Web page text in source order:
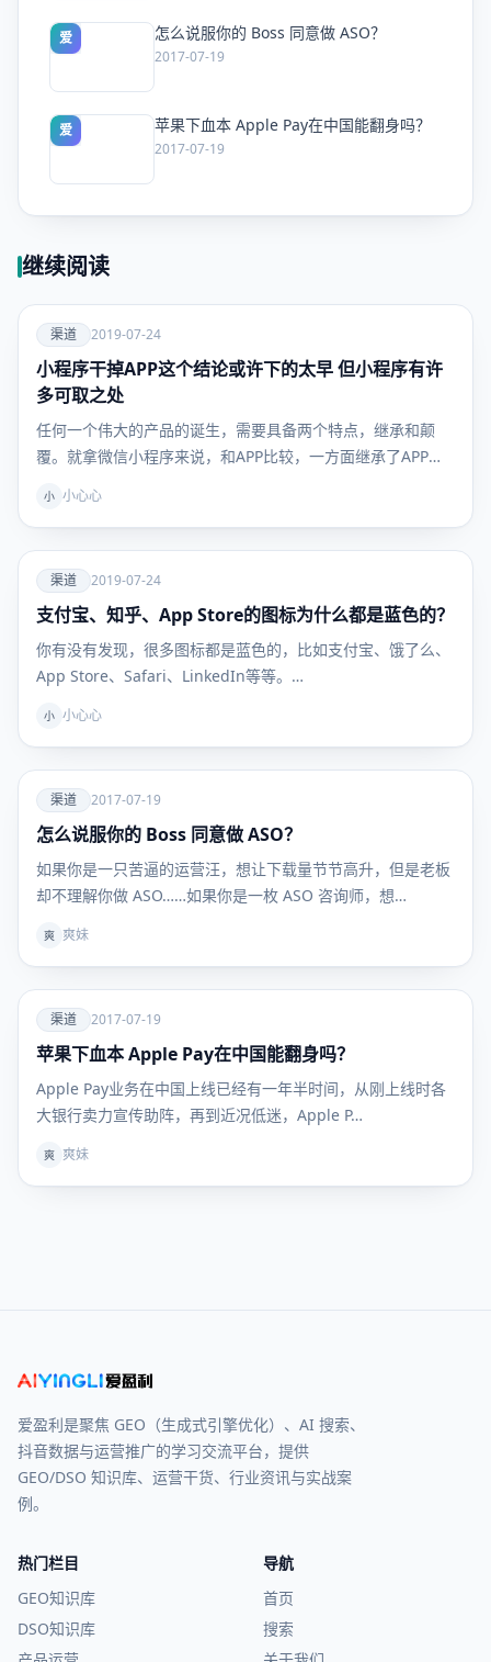
爱 怎么说服你的 Boss 同意做 ASO？
2017-07-19
爱 苹果下血本 Apple Pay在中国能翻身吗？
2017-07-19
继续阅读
爱
渠道
渠道 2019-07-24
小程序干掉APP这个结论或许下的太早 但小程序有许
多可取之处
任何一个伟大的产品的诞生，需要具备两个特点，继承和颠
覆。就拿微信小程序来说，和APP比较，一方面继承了APP
小 小心心
爱
渠道
渠道 2019-07-24
支付宝、知乎、App Store的图标为什么都是蓝色的？
你有没有发现，很多图标都是蓝色的，比如支付宝、饿了么、
App Store、Safari、LinkedIn等等。…
小 小心心
爱
渠道
渠道 2017-07-19
怎么说服你的 Boss 同意做 ASO？
如果你是一只苦逼的运营汪，想让下载量节节高升，但是老板
却不理解你做 ASO……如果你是一枚 ASO 咨询师，想…
爽 爽妹
爱
渠道
渠道 2017-07-19
苹果下血本 Apple Pay在中国能翻身吗？
Apple Pay业务在中国上线已经有一年半时间，从刚上线时各
大银行卖力宣传助阵，再到近况低迷，Apple P…
爽 爽妹
爱盈利是聚焦 GEO（生成式引擎优化）、AI 搜索、
抖音数据与运营推广的学习交流平台，提供
GEO/DSO 知识库、运营干货、行业资讯与实战案
例。
热门栏目
GEO知识库
DSO知识库
导航
首页
搜索